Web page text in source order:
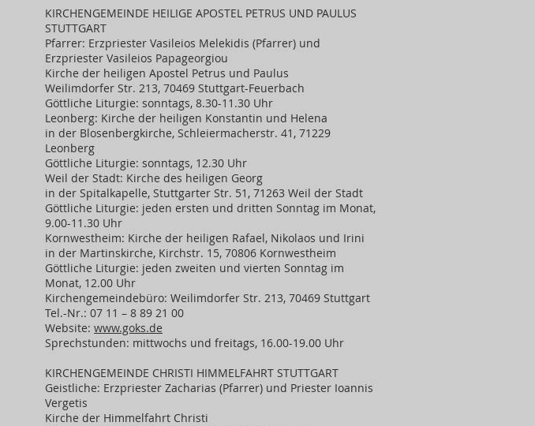
KIRCHENGEMEINDE HEILIGE APOSTEL PETRUS UND PAULUS
STUTTGART
Pfarrer: Erzpriester Vasileios Melekidis (Pfarrer) und
Erzpriester Vasileios Papageorgiou
Kirche der heiligen Apostel Petrus und Paulus
Weilimdorfer Str. 213, 70469 Stuttgart-Feuerbach
Göttliche Liturgie: sonntags, 8.30-11.30 Uhr
Leonberg: Kirche der heiligen Konstantin und Helena
in der Blosenbergkirche, Schleiermacherstr. 41, 71229
Leonberg
Göttliche Liturgie: sonntags, 12.30 Uhr
Weil der Stadt: Kirche des heiligen Georg
in der Spitalkapelle, Stuttgarter Str. 51, 71263 Weil der Stadt
Göttliche Liturgie: jeden ersten und dritten Sonntag im Monat,
9.00-11.30 Uhr
Kornwestheim: Kirche der heiligen Rafael, Nikolaos und Irini
in der Martinskirche, Kirchstr. 15, 70806 Kornwestheim
Göttliche Liturgie: jeden zweiten und vierten Sonntag im
Monat, 12.00 Uhr
Kirchengemeindebüro: Weilimdorfer Str. 213, 70469 Stuttgart
Tel.-Nr.: 07 11 – 8 89 21 00
Website: www.goks.de
Sprechstunden: mittwochs und freitags, 16.00-19.00 Uhr
KIRCHENGEMEINDE CHRISTI HIMMELFAHRT STUTTGART
Geistliche: Erzpriester Zacharias (Pfarrer) und Priester Ioannis
Vergetis
Kirche der Himmelfahrt Christi